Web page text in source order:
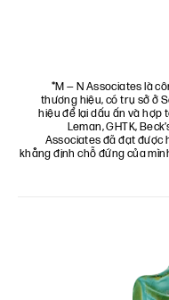
*M — N Associates là
thương hiệu, có trụ sở ở
hiệu để lại dấu ấn và hợp
Leman, GHTK,
Associates đã đạt được
khẳng định chỗ đứng của